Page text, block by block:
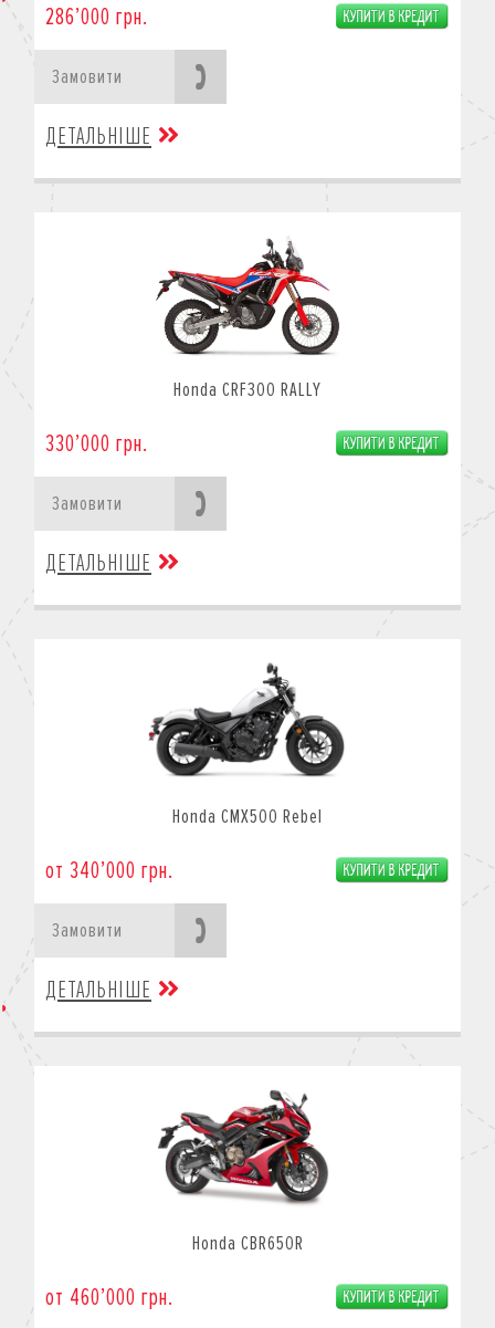
286’000 грн.
Замовити
ДЕТАЛЬНІШЕ
Honda CRF300 RALLY
330’000 грн.
Замовити
ДЕТАЛЬНІШЕ
Honda CMX500 Rebel
от 340’000 грн.
Замовити
ДЕТАЛЬНІШЕ
Honda CBR650R
от 460’000 грн.